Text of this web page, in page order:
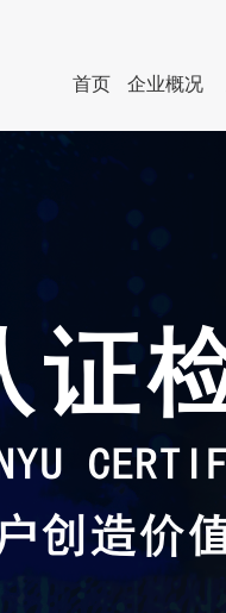
首页 企业概况